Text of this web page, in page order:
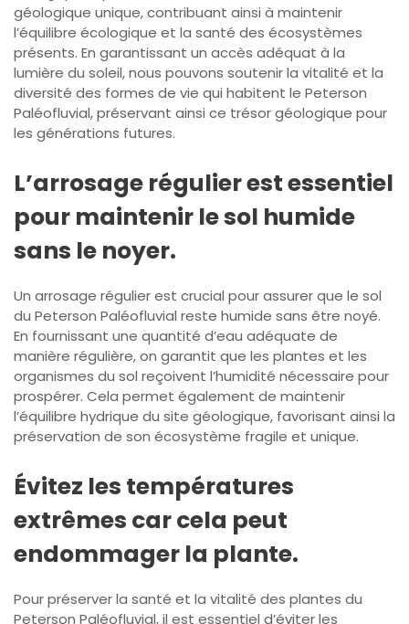
géologique unique, contribuant ainsi à maintenir
l’équilibre écologique et la santé des écosystèmes
présents. En garantissant un accès adéquat à la
lumière du soleil, nous pouvons soutenir la vitalité et la
diversité des formes de vie qui habitent le Peterson
Paléofluvial, préservant ainsi ce trésor géologique pour
les générations futures.
L’arrosage régulier est essentiel
pour maintenir le sol humide
sans le noyer.
Un arrosage régulier est crucial pour assurer que le sol
du Peterson Paléofluvial reste humide sans être noyé.
En fournissant une quantité d’eau adéquate de
manière régulière, on garantit que les plantes et les
organismes du sol reçoivent l’humidité nécessaire pour
prospérer. Cela permet également de maintenir
l’équilibre hydrique du site géologique, favorisant ainsi la
préservation de son écosystème fragile et unique.
Évitez les températures
extrêmes car cela peut
endommager la plante.
Pour préserver la santé et la vitalité des plantes du
Peterson Paléofluvial, il est essentiel d’éviter les